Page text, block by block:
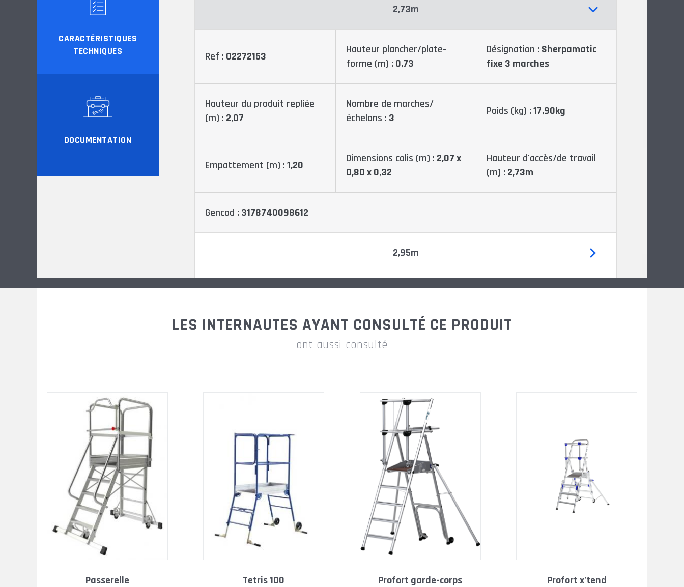
2,73m
Ref : 02272153
Hauteur plancher/plate-
forme (m) : 0,73
Désignation : Sherpamatic
fixe 3 marches
Hauteur du produit repliée
(m) : 2,07
Nombre de marches/
échelons : 3
Poids (kg) :17,90kg
Empattement (m) :1,20
Dimensions colis (m) : 2,07 x
0,80 x 0,32
Hauteur d'accès/de travail
(m) : 2,73m
Gencod : 3178740098612
2,95m
3,42m
3,89m
CARACTÉRISTIQUES
TECHNIQUES
DOCUMENTATION
LES INTERNAUTES AYANT CONSULTÉ CE PRODUIT
ont aussi consulté
passerelle tetris 100 profort garde-corps profort x’tend